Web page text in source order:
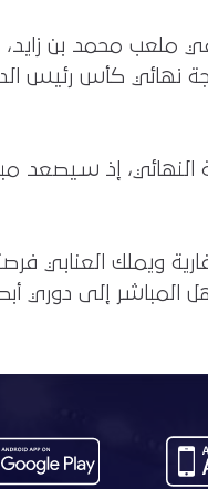
المقاعد الآسيوية، ضمن الوصل رسميًا الوجود القاري بعدما حقق فوزًا مثيرًا على الجزيرة بنتيجة 2-1 في ملعب محمد بن زايد،
نهائي كأس رئيس
النهائي، إذ سيصعد
ويملك العنابي
المباشر إلى دوري